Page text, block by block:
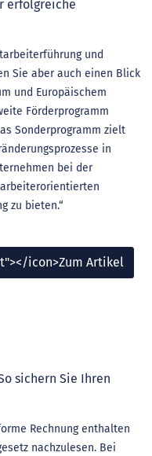
erfolgreiche
und
Sie aber auch einen Blick
und Europäischem
Förderprogramm
Sonderprogramm zielt
in
bei der
zu bieten.“
icon>Zum Artikel
sichern Sie Ihren
Rechnung enthalten
nachzulesen. Bei